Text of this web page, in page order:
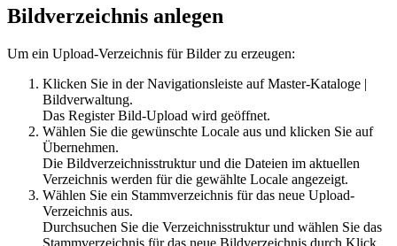
Bildverzeichnis anlegen
Um ein Upload-Verzeichnis für Bilder zu erzeugen:
Klicken Sie in der Navigationsleiste aufMaster-Kataloge |
Bildverwaltung.
Das RegisterBild-Upload wird geöffnet.
Wählen Sie die gewünschte Locale aus und klicken Sie auf
Übernehmen.
Die Bildverzeichnisstruktur und die Dateien im aktuellen
Verzeichnis werden für die gewählte Locale angezeigt.
Wählen Sie ein Stammverzeichnis für das neue Upload-
Verzeichnis aus.
Durchsuchen Sie die Verzeichnisstruktur und wählen Sie das